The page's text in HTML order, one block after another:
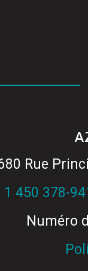
Rue
1 450 378-
Numéro